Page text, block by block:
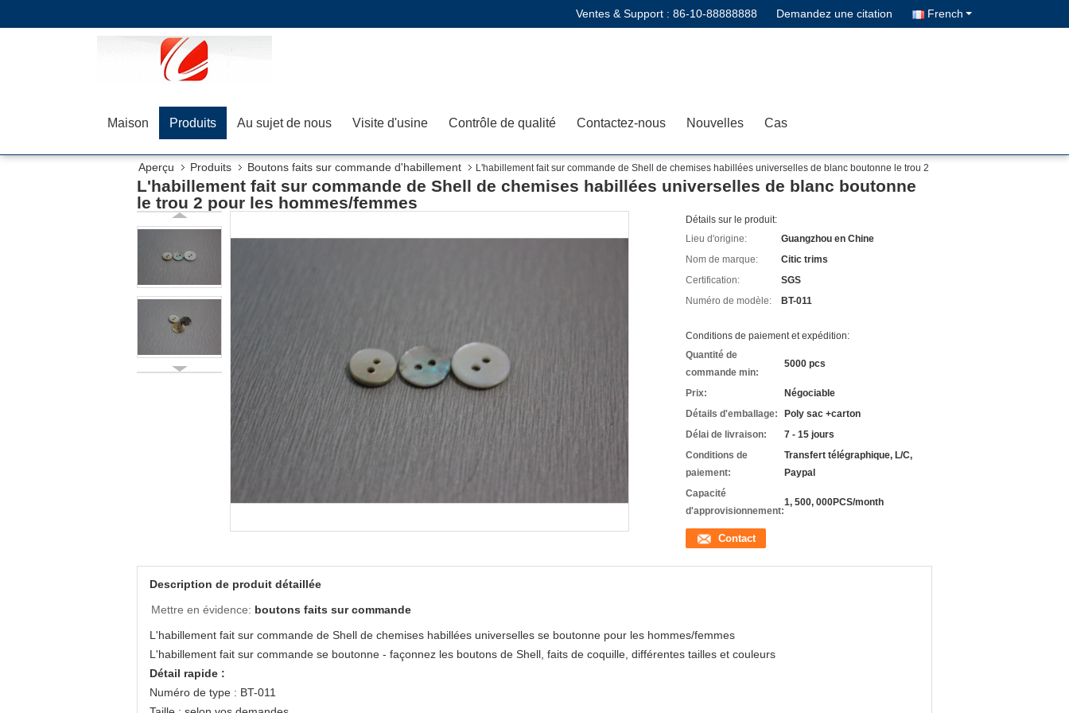
Ventes & Support : 86-10-88888888 Demandez une citation French
Maison Produits Au sujet de nous Visite d'usine Contrôle de qualité Contactez-nous Nouvelles Cas
Aperçu Produits Boutons faits sur commande d'habillement
L'habillement fait sur commande de Shell de chemises habillées universelles de blanc boutonne le trou 2
pour les hommes/femmes
L'habillement fait sur commande de Shell de chemises habillées universelles de blanc boutonne
le trou 2 pour les hommes/femmes
Détails sur le produit:
Lieu d'origine:
Guangzhou en Chine
Nom de marque:
Citic trims
Certification:
SGS
Numéro de modèle:
BT-011
Conditions de paiement et expédition:
Quantité de
commande min:
5000 pcs
Prix:
Négociable
Détails d'emballage:
Poly sac +carton
Délai de livraison:
7 - 15 jours
Conditions de
paiement:
Transfert télégraphique, L/C,
Paypal
Capacité
d'approvisionnement:
1, 500, 000PCS/month
Contact
Description de produit détaillée
Mettre en évidence: boutons faits sur commande
L'habillement fait sur commande de Shell de chemises habillées universelles se boutonne pour les hommes/femmes
L'habillement fait sur commande se boutonne - façonnez les boutons de Shell, faits de coquille, différentes tailles et couleurs
Détail rapide :
Numéro de type : BT-011